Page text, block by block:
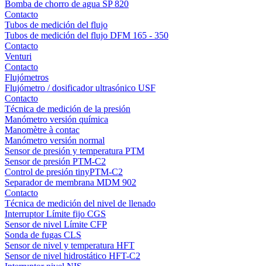
Bomba de chorro de agua SP 820
Contacto
Tubos de medición del flujo
Tubos de medición del flujo DFM 165 - 350
Contacto
Venturi
Contacto
Flujómetros
Flujómetro / dosificador ultrasónico USF
Contacto
Técnica de medición de la presión
Manómetro versión química
Manomètre à contac
Manómetro versión normal
Sensor de presión y temperatura PTM
Sensor de presión PTM-C2
Control de presión tinyPTM-C2
Separador de membrana MDM 902
Contacto
Técnica de medición del nivel de llenado
Interruptor Límite fijo CGS
Sensor de nivel Límite CFP
Sonda de fugas CLS
Sensor de nivel y temperatura HFT
Sensor de nivel hidrostático HFT-C2